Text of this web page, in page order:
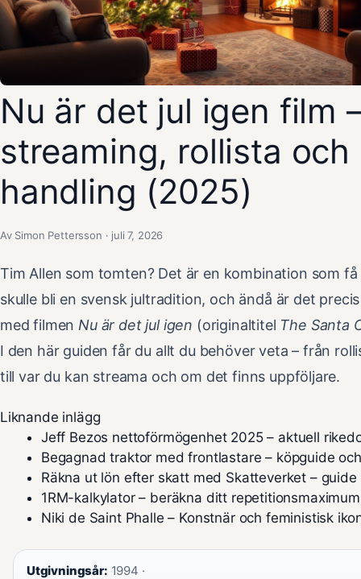
Nu är det jul igen film
streaming, rollista och
handling (2025)
Av Simon Pettersson · juli 7, 2026
Tim Allen som tomten? Det är en kombination som
skulle bli en svensk jultradition, och ändå är det
med filmen Nu är det jul igen (originaltitel The Santa
I den här guiden får du allt du behöver veta – från
till var du kan streama och om det finns uppföljare.
Liknande inlägg
Jeff Bezos nettoförmögenhet 2025 – aktuell
Begagnad traktor med frontlastare – köpguide
Räkna ut lön efter skatt med Skatteverket –
1RM-kalkylator – beräkna ditt
Niki de Saint Phalle – Konstnär och feministisk
Utgivningsår: 1994 ·